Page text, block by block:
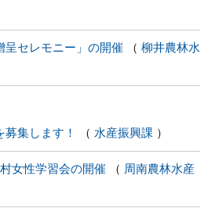
呈セレモニー」の開催
柳井農林水
集します！ 水産振興課
女性学習会の開催
周南農林水産